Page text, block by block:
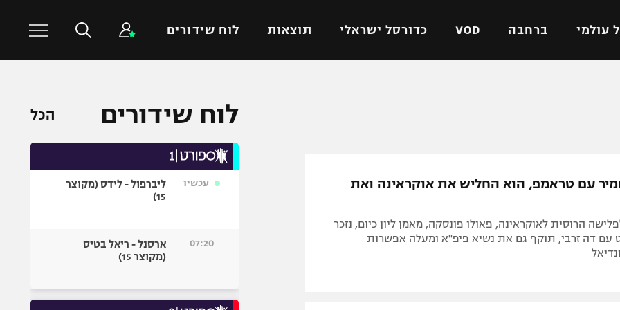
עולמי ברחבה VOD כדורסל ישראלי תוצאות לוח שידורים
ישראל
ליגה גרמנית
ליגה איטלקית
הפועל ירושלים
כדורסל עולמי
כדורעף
שחייה
ספורט אולימפי
היאבקות WWE
עם טראמפ, הוא החליש את אוקראינה ואת
הרוסית לאוקראינה, פאולו פונסקה, מאמן ליון כיום, נזכר
עם דה זרבי, תוקף גם את נשיא פיפ"א ומעלה אפשרות
לוח שידורים הכל
עכשיו
ליברפול - לידס (מקוצר
15)
07:20
ארסנל - ריאל בטיס
(מקוצר 15)